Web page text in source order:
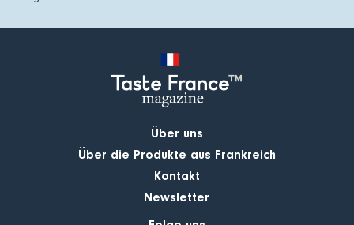
Über uns
Über die Produkte aus Frankreich
Kontakt
Newsletter